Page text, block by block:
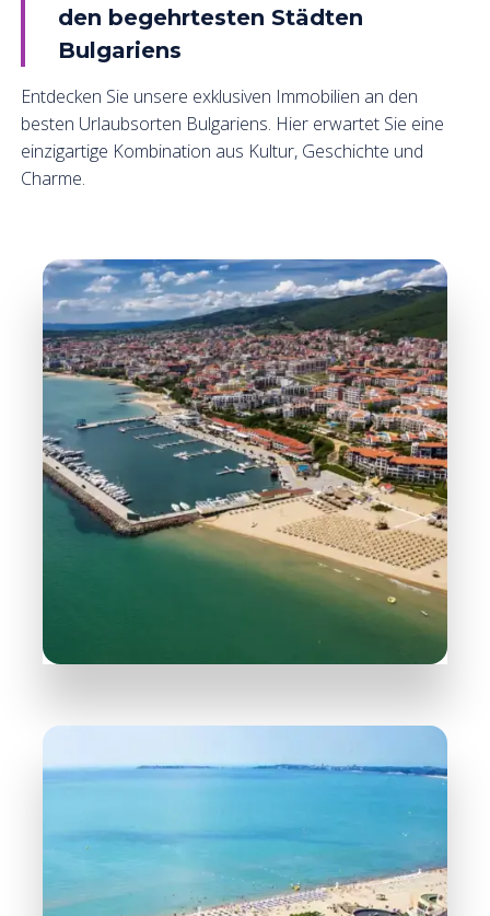
den begehrtesten Städten
Bulgariens
Entdecken Sie unsere exklusiven Immobilien an den
besten Urlaubsorten Bulgariens. Hier erwartet Sie eine
einzigartige Kombination aus Kultur, Geschichte und
Charme.
Sveti Vlas